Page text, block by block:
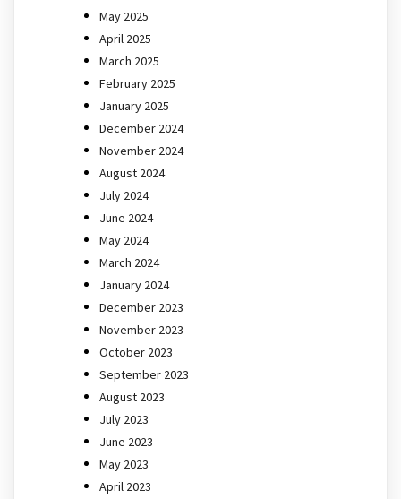
May 2025
April 2025
March 2025
February 2025
January 2025
December 2024
November 2024
August 2024
July 2024
June 2024
May 2024
March 2024
January 2024
December 2023
November 2023
October 2023
September 2023
August 2023
July 2023
June 2023
May 2023
April 2023